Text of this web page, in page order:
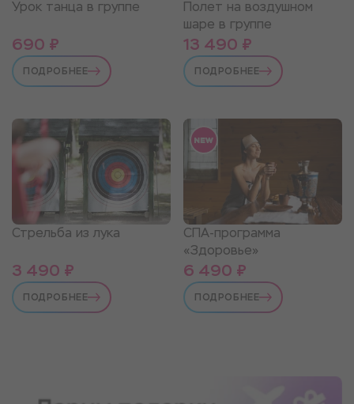
Урок танца в группе
690 ₽
ПОДРОБНЕЕ
Полет на воздушном
шаре в группе
13 490 ₽
ПОДРОБНЕЕ
Стрельба из лука
3 490 ₽
ПОДРОБНЕЕ
СПА-программа
«Здоровье»
6 490 ₽
ПОДРОБНЕЕ